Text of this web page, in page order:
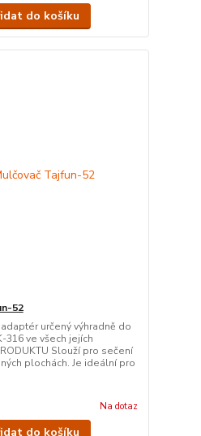
do košíku
52
určený výhradně do
316 ve všech jejích
Slouží pro sečení
plochách. Je ideální pro
Na dotaz
do košíku